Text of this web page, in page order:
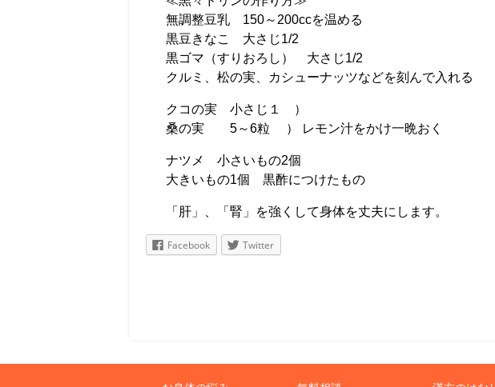
無調整豆乳 150～200ccを温める
黒豆きなこ 大さじ1/2
黒ゴマ（すりおろし） 大さじ1/2
クルミ、松の実、カシューナッツなどを刻んで入れる
クコの実 小さじ１ ）
桑の実 5～6粒 ） レモン汁をかけ一晩おく
ナツメ 小さいもの2個
大きいもの1個 黒酢につけたもの
「肝」、「腎」を強くして身体を丈夫にします。
Facebook Twitter